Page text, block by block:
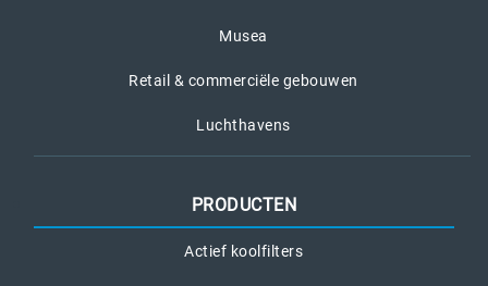
Musea
Retail & commerciële gebouwen
Luchthavens
PRODUCTEN
Actief koolfilters